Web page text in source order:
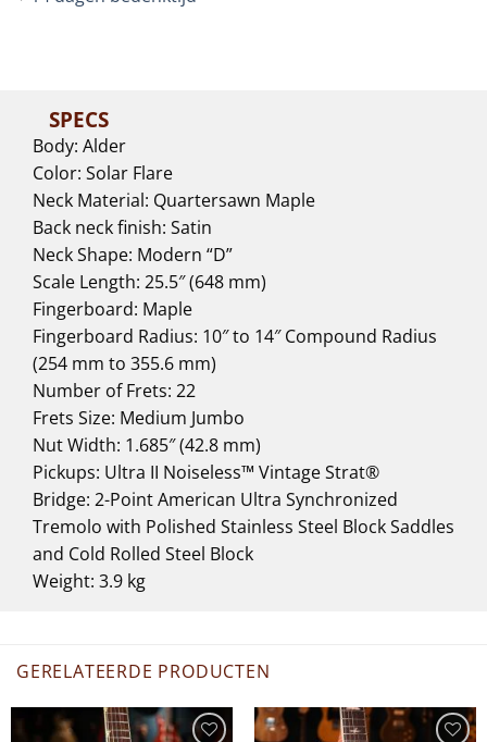
SPECS
Body: Alder
Color: Solar Flare
Neck Material: Quartersawn Maple
Back neck finish: Satin
Neck Shape: Modern “D”
Scale Length: 25.5″ (648 mm)
Fingerboard: Maple
Fingerboard Radius: 10″ to 14″ Compound Radius
(254 mm to 355.6 mm)
Number of Frets: 22
Frets Size: Medium Jumbo
Nut Width: 1.685″ (42.8 mm)
Pickups: Ultra II Noiseless™ Vintage Strat®
Bridge: 2-Point American Ultra Synchronized
Tremolo with Polished Stainless Steel Block Saddles
and Cold Rolled Steel Block
Weight: 3.9 kg
GERELATEERDE PRODUCTEN